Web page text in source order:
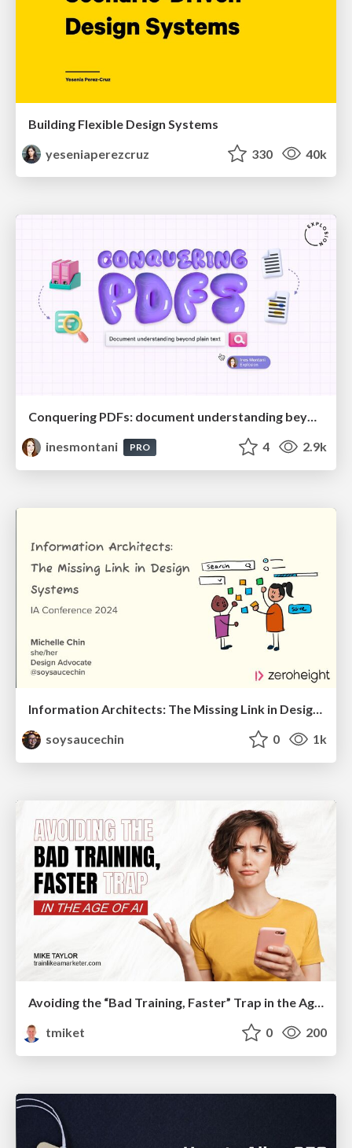
Building Flexible Design Systems
yeseniaperezcruz
330 40k
Conquering PDFs: document understanding beyond plain text
inesmontani
PRO 4 2.9k
Information Architects: The Missing Link in Design Systems
soysaucechin
0 1k
tmiket
0 200